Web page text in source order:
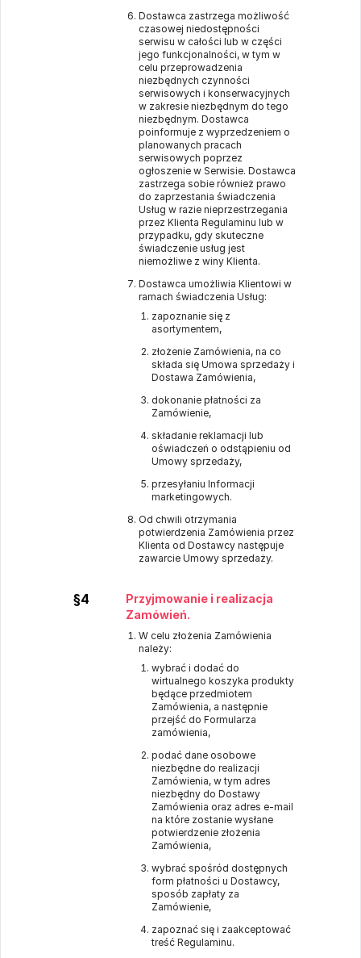
Dostawca zastrzega możliwość
czasowej niedostępności
serwisu w całości lub w części
jego funkcjonalności, w tym w
celu przeprowadzenia
niezbędnych czynności
serwisowych i konserwacyjnych
w zakresie niezbędnym do tego
niezbędnym. Dostawca
poinformuje z wyprzedzeniem o
planowanych pracach
serwisowych poprzez
ogłoszenie w Serwisie. Dostawca
zastrzega sobie również prawo
do zaprzestania świadczenia
Usług w razie nieprzestrzegania
przez Klienta Regulaminu lub w
przypadku, gdy skuteczne
świadczenie usług jest
niemożliwe z winy Klienta.
Dostawca umożliwia Klientowi w
ramach świadczenia Usług:
zapoznanie się z
asortymentem,
złożenie Zamówienia, na co
składa się Umowa sprzedaży i
Dostawa Zamówienia,
dokonanie płatności za
Zamówienie,
składanie reklamacji lub
oświadczeń o odstąpieniu od
Umowy sprzedaży,
przesyłaniu Informacji
marketingowych.
Od chwili otrzymania
potwierdzenia Zamówienia przez
Klienta od Dostawcy następuje
zawarcie Umowy sprzedaży.
§4
Przyjmowanie i realizacja
Zamówień.
W celu złożenia Zamówienia
należy:
wybrać i dodać do
wirtualnego koszyka produkty
będące przedmiotem
Zamówienia, a następnie
przejść do Formularza
zamówienia,
podać dane osobowe
niezbędne do realizacji
Zamówienia, w tym adres
niezbędny do Dostawy
Zamówienia oraz adres e-mail
na które zostanie wysłane
potwierdzenie złożenia
Zamówienia,
wybrać spośród dostępnych
form płatności u Dostawcy,
sposób zapłaty za
Zamówienie,
zapoznać się i zaakceptować
treść Regulaminu.